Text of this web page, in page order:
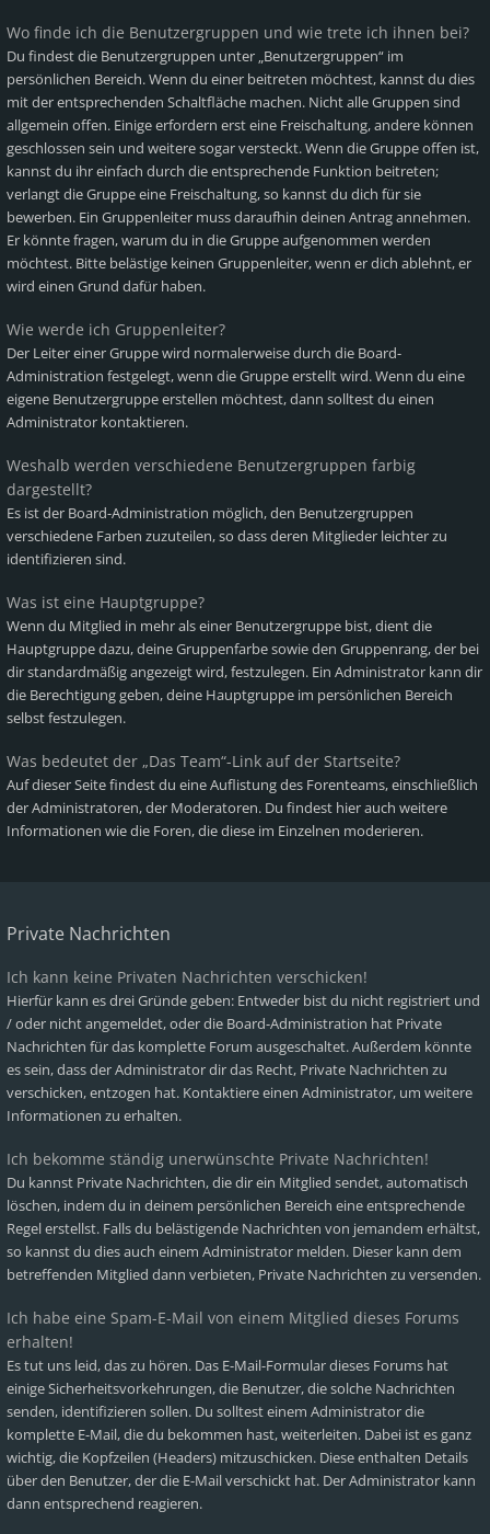
Wo finde ich die Benutzergruppen und wie trete ich ihnen bei?
Du findest die Benutzergruppen unter „Benutzergruppen“ im
persönlichen Bereich. Wenn du einer beitreten möchtest, kannst du dies
mit der entsprechenden Schaltfläche machen. Nicht alle Gruppen sind
allgemein offen. Einige erfordern erst eine Freischaltung, andere können
geschlossen sein und weitere sogar versteckt. Wenn die Gruppe offen ist,
kannst du ihr einfach durch die entsprechende Funktion beitreten;
verlangt die Gruppe eine Freischaltung, so kannst du dich für sie
bewerben. Ein Gruppenleiter muss daraufhin deinen Antrag annehmen.
Er könnte fragen, warum du in die Gruppe aufgenommen werden
möchtest. Bitte belästige keinen Gruppenleiter, wenn er dich ablehnt, er
wird einen Grund dafür haben.
Wie werde ich Gruppenleiter?
Der Leiter einer Gruppe wird normalerweise durch die Board-
Administration festgelegt, wenn die Gruppe erstellt wird. Wenn du eine
eigene Benutzergruppe erstellen möchtest, dann solltest du einen
Administrator kontaktieren.
Weshalb werden verschiedene Benutzergruppen farbig
dargestellt?
Es ist der Board-Administration möglich, den Benutzergruppen
verschiedene Farben zuzuteilen, so dass deren Mitglieder leichter zu
identifizieren sind.
Was ist eine Hauptgruppe?
Wenn du Mitglied in mehr als einer Benutzergruppe bist, dient die
Hauptgruppe dazu, deine Gruppenfarbe sowie den Gruppenrang, der bei
dir standardmäßig angezeigt wird, festzulegen. Ein Administrator kann dir
die Berechtigung geben, deine Hauptgruppe im persönlichen Bereich
selbst festzulegen.
Was bedeutet der „Das Team“-Link auf der Startseite?
Auf dieser Seite findest du eine Auflistung des Forenteams, einschließlich
der Administratoren, der Moderatoren. Du findest hier auch weitere
Informationen wie die Foren, die diese im Einzelnen moderieren.
Private Nachrichten
Ich kann keine Privaten Nachrichten verschicken!
Hierfür kann es drei Gründe geben: Entweder bist du nicht registriert und
/ oder nicht angemeldet, oder die Board-Administration hat Private
Nachrichten für das komplette Forum ausgeschaltet. Außerdem könnte
es sein, dass der Administrator dir das Recht, Private Nachrichten zu
verschicken, entzogen hat. Kontaktiere einen Administrator, um weitere
Informationen zu erhalten.
Ich bekomme ständig unerwünschte Private Nachrichten!
Du kannst Private Nachrichten, die dir ein Mitglied sendet, automatisch
löschen, indem du in deinem persönlichen Bereich eine entsprechende
Regel erstellst. Falls du belästigende Nachrichten von jemandem erhältst,
so kannst du dies auch einem Administrator melden. Dieser kann dem
betreffenden Mitglied dann verbieten, Private Nachrichten zu versenden.
Ich habe eine Spam-E-Mail von einem Mitglied dieses Forums
erhalten!
Es tut uns leid, das zu hören. Das E-Mail-Formular dieses Forums hat
einige Sicherheitsvorkehrungen, die Benutzer, die solche Nachrichten
senden, identifizieren sollen. Du solltest einem Administrator die
komplette E-Mail, die du bekommen hast, weiterleiten. Dabei ist es ganz
wichtig, die Kopfzeilen (Headers) mitzuschicken. Diese enthalten Details
über den Benutzer, der die E-Mail verschickt hat. Der Administrator kann
dann entsprechend reagieren.